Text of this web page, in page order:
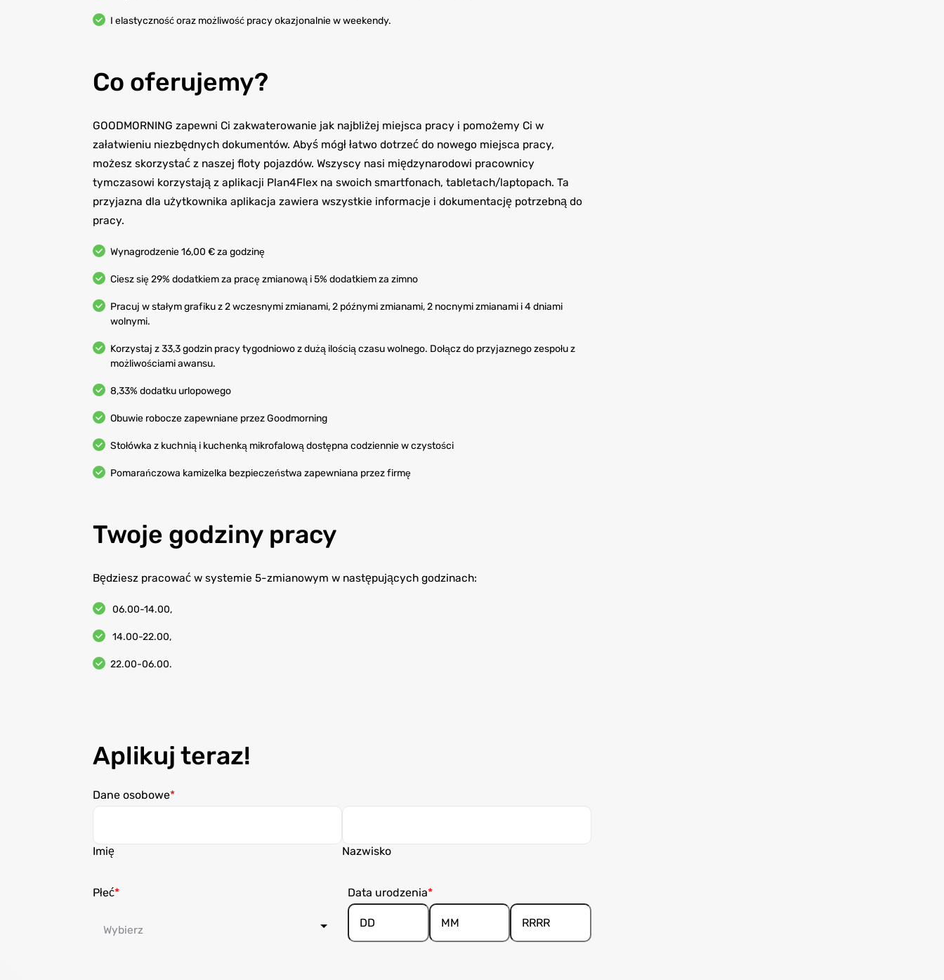
I elastyczność oraz możliwość pracy okazjonalnie w weekendy.
Co oferujemy?
GOODMORNING zapewni Ci zakwaterowanie jak najbliżej miejsca pracy i pomożemy Ci w
załatwieniu niezbędnych dokumentów. Abyś mógł łatwo dotrzeć do nowego miejsca pracy,
możesz skorzystać z naszej floty pojazdów. Wszyscy nasi międzynarodowi pracownicy
tymczasowi korzystają z aplikacji Plan4Flex na swoich smartfonach, tabletach/laptopach. Ta
przyjazna dla użytkownika aplikacja zawiera wszystkie informacje i dokumentację potrzebną do
pracy.
Wynagrodzenie 16,00 € za godzinę
Ciesz się 29% dodatkiem za pracę zmianową i 5% dodatkiem za zimno
Pracuj w stałym grafiku z 2 wczesnymi zmianami, 2 późnymi zmianami, 2 nocnymi zmianami i 4 dniami
wolnymi.
Korzystaj z 33,3 godzin pracy tygodniowo z dużą ilością czasu wolnego. Dołącz do przyjaznego zespołu z
możliwościami awansu.
8,33% dodatku urlopowego
Obuwie robocze zapewniane przez Goodmorning
Stołówka z kuchnią i kuchenką mikrofalową dostępna codziennie w czystości
Pomarańczowa kamizelka bezpieczeństwa zapewniana przez firmę
Twoje godziny pracy
Będziesz pracować w systemie 5-zmianowym w następujących godzinach:
06.00-14.00,
14.00-22.00,
22.00-06.00.
Aplikuj teraz!
Dane osobowe
Imię Nazwisko
Płeć Data urodzenia